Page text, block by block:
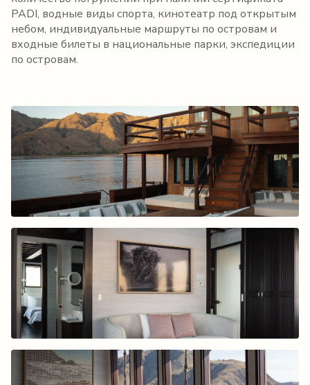
PADI, водные виды спорта, кинотеатр под открытым
небом, индивидуальные маршруты по островам и
входные билеты в национальные парки, экспедиции
по островам.